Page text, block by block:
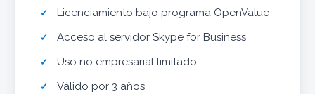
Licenciamiento bajo programa OpenValue
Acceso al servidor Skype for Business
Uso no empresarial limitado
Válido por 3 años